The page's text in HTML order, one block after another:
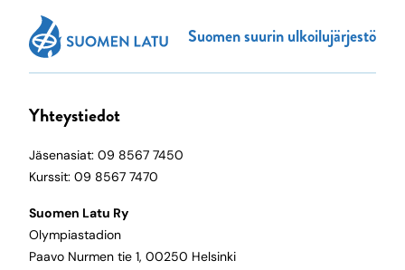
Suomen suurin ulkoilujärjestö
Yhteystiedot
Jäsenasiat: 09 8567 7450
Kurssit: 09 8567 7470
Suomen Latu Ry
Olympiastadion
Paavo Nurmen tie 1, 00250 Helsinki